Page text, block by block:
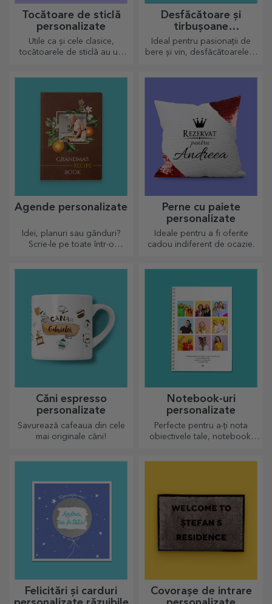
Tocătoare de sticlă
personalizate
Utile ca și cele clasice,
tocătoarele de sticlă au un
Desfăcătoare și
tirbușoane
personalizate
Ideal pentru pasionații de
bere și vin, desfăcătoarele și
Agende personalizate
Idei, planuri sau gânduri?
Scrie-le pe toate într-o
Perne cu paiete
personalizate
Ideale pentru a fi oferite
cadou indiferent de ocazie.
Căni espresso
personalizate
Savurează cafeaua din cele
mai originale căni!
Notebook-uri
personalizate
Perfecte pentru a-ți nota
obiectivele tale, notebook-
Felicitări și carduri
Covorașe de intrare